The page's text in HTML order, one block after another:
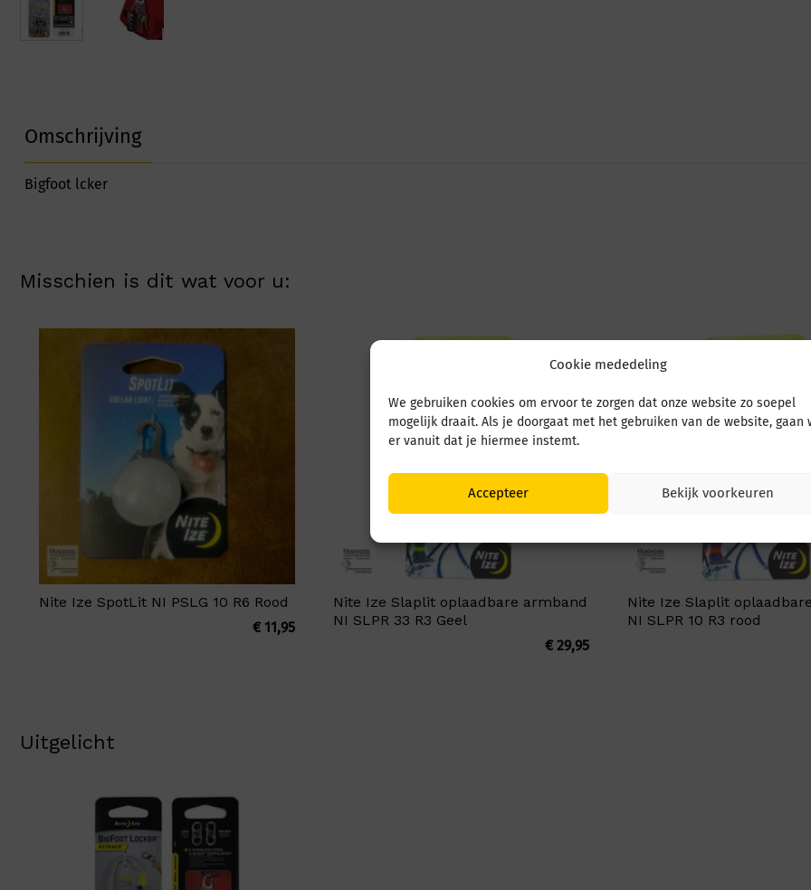
Cookie mededeling
We gebruiken cookies om ervoor te zorgen dat onze website zo soepel
mogelijk draait. Als je doorgaat met het gebruiken van de website, gaan
er vanuit dat je hiermee instemt.
Accepteer Bekijk voorkeuren
Omschrijving
Bigfoot lcker
Misschien is dit wat voor u:
Nite Ize SpotLit NI PSLG 10 R6 Rood
€11,95
Nite Ize Slaplit oplaadbare armband
NI SLPR 33 R3 Geel
€29,95
Nite Ize Slaplit
NI SLPR 10 R3 rood
Uitgelicht